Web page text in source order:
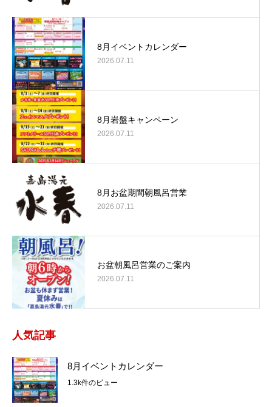
8月イベントカレンダー
2026.07.11
8月岩盤キャンペーン
2026.07.11
8月お盆期間朝風呂営業
2026.07.11
お盆朝風呂営業のご案内
2026.07.11
人気記事
8月イベントカレンダー
1.3k件のビュー